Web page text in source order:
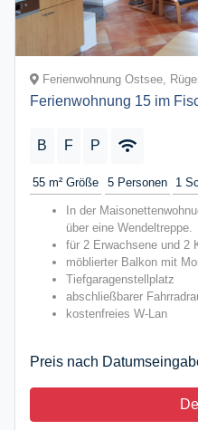
Ferienwohnung Ostsee,
Ferienwohnung 15 im
B F P
55 m² Größe 5 Personen 1
In der
über eine Wendeltreppe.
für 2 Erwachsene und 2
möblierter Balkon mit
Tiefgaragenstellplatz
abschließbarer
kostenfreies W-Lan
Preis nach